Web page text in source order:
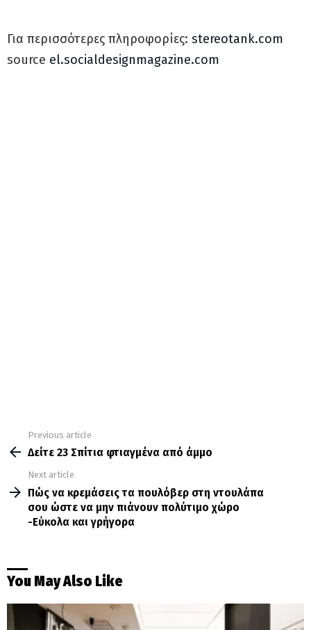
Για περισσότερες πληροφορίες: stereotank.com
source el.socialdesignmagazine.com
more
Previous article
Δείτε 23 Σπίτια φτιαγμένα από άμμο
Next article
Πώς να κρεμάσεις τα πουλόβερ στη ντουλάπα
σου ώστε να μην πιάνουν πολύτιμο χώρο
-Εύκολα και γρήγορα
You May Also Like